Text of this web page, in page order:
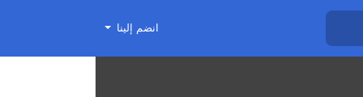
انضم إلينا